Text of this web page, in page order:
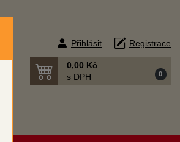
Přihlásit Registrace
0,00 Kč
s DPH
0